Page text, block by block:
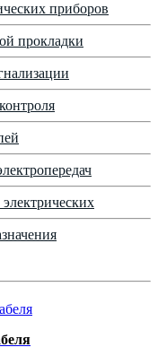
приборов
прокладки